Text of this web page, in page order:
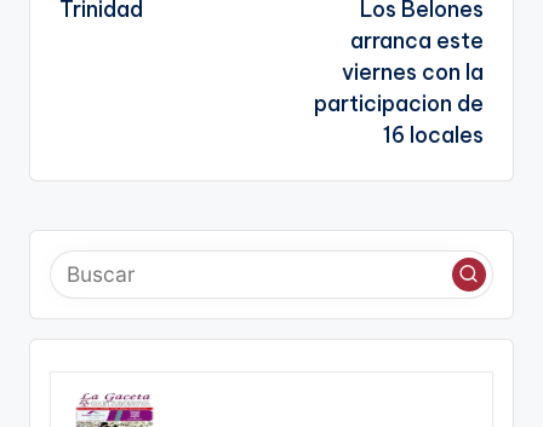
Trinidad
Los Belones
arranca este
viernes con la
participacion de
16 locales